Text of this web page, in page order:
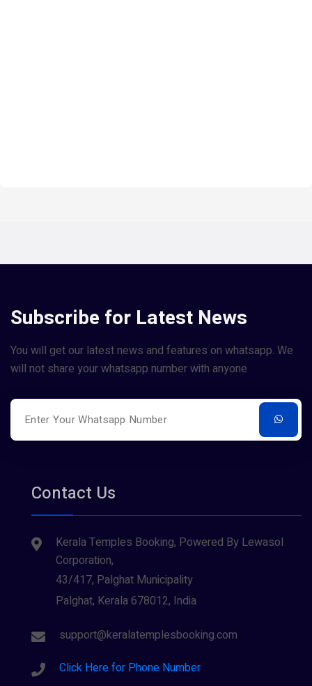
Subscribe for Latest News
You will get our latest news and features on whatsapp. We
will not share your whatsapp number with anyone
Contact Us
Kerala Temples Booking, Powered By Lewasol
Corporation,
43/417, Palghat Municipality
Palghat, Kerala 678012, India
support@keralatemplesbooking.com
Click Here for Phone Number